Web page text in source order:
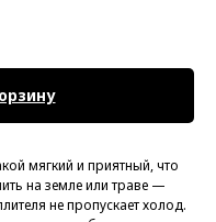
мягкий и приятный, что
на земле или траве —
не пропускает холод.